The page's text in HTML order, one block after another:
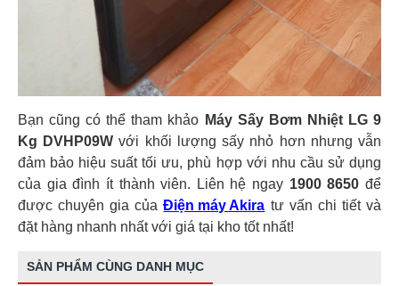
Bạn cũng có thể tham khảo Máy Sấy Bơm Nhiệt LG 9
Kg DVHP09W với khối lượng sấy nhỏ hơn nhưng vẫn
đảm bảo hiệu suất tối ưu, phù hợp với nhu cầu sử dụng
của gia đình ít thành viên. Liên hệ ngay 1900 8650 để
được chuyên gia củaĐiện máy Akira tư vấn chi tiết và
đặt hàng nhanh nhất với giá tại kho tốt nhất!
SẢN PHẨM CÙNG DANH MỤC